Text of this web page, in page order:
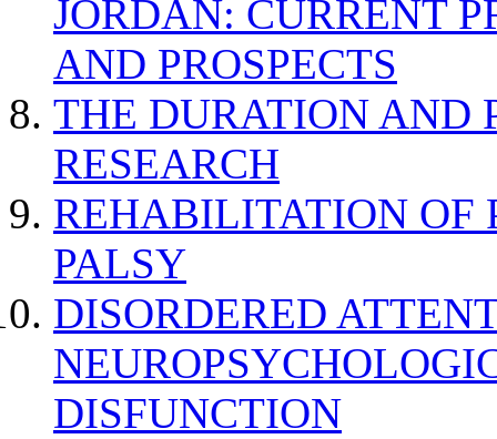
JORDAN: CURRENT
AND PROSPECTS
THE DURATION AND
RESEARCH
REHABILITATION OF
PALSY
DISORDERED
DISFUNCTION